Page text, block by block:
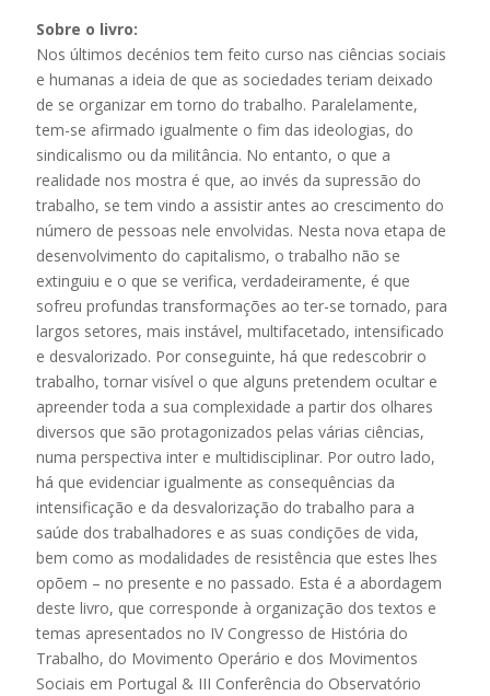
Sobre o livro:
Nos últimos decénios tem feito curso nas ciências sociais
e humanas a ideia de que as sociedades teriam deixado
de se organizar em torno do trabalho. Paralelamente,
tem-se afirmado igualmente o fim das ideologias, do
sindicalismo ou da militância. No entanto, o que a
realidade nos mostra é que, ao invés da supressão do
trabalho, se tem vindo a assistir antes ao crescimento do
número de pessoas nele envolvidas. Nesta nova etapa de
desenvolvimento do capitalismo, o trabalho não se
extinguiu e o que se verifica, verdadeiramente, é que
sofreu profundas transformações ao ter-se tornado, para
largos setores, mais instável, multifacetado, intensificado
e desvalorizado. Por conseguinte, há que redescobrir o
trabalho, tornar visível o que alguns pretendem ocultar e
apreender toda a sua complexidade a partir dos olhares
diversos que são protagonizados pelas várias ciências,
numa perspectiva inter e multidisciplinar. Por outro lado,
há que evidenciar igualmente as consequências da
intensificação e da desvalorização do trabalho para a
saúde dos trabalhadores e as suas condições de vida,
bem como as modalidades de resistência que estes lhes
opõem – no presente e no passado. Esta é a abordagem
deste livro, que corresponde à organização dos textos e
temas apresentados no IV Congresso de História do
Trabalho, do Movimento Operário e dos Movimentos
Sociais em Portugal & III Conferência do Observatório